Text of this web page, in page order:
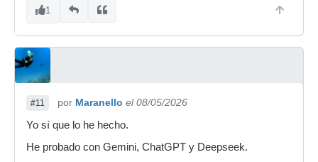
1
#11 por Maranello el 08/05/2026
Yo sí que lo he hecho.
He probado con Gemini, ChatGPT y Deepseek.